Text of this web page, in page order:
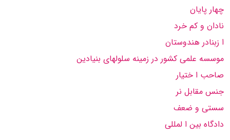
چهار پایان
نادان و كم خرد
ا زبنادر هندوستان
موسسه علمی كشور در زمینه سلولهای بنیادین
صاحب ا ختیار
جنس مقابل نر
سستی و ضعف
دادگاه بین ا لمللی